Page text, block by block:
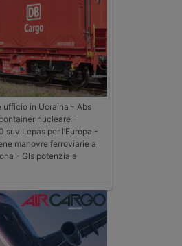
ufficio in Ucraina - Abs
nucleare -
suv Lepas per l’Europa -
manovre ferroviarie a
- Gls potenzia a